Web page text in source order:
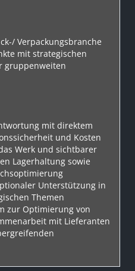
Verpackungsbranche
mit strategischen
gruppenweiten
mit direktem
und Kosten
Werk und sichtbarer
Lagerhaltung sowie
Unterstützung in
Themen
zur Optimierung von
mit Lieferanten